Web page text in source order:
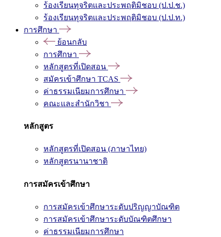
ร้องเรียนทุจริตและประพฤติมิชอบ (ป.ป.ช.)
ร้องเรียนทุจริตและประพฤติมิชอบ (ป.ป.ท.)
การศึกษา
ย้อนกลับ
การศึกษา
หลักสูตรที่เปิดสอน
สมัครเข้าศึกษา TCAS
ค่าธรรมเนียมการศึกษา
คณะและสำนักวิชา
หลักสูตร
หลักสูตรที่เปิดสอน (ภาษาไทย)
หลักสูตรนานาชาติ
การสมัครเข้าศึกษา
การสมัครเข้าศึกษาระดับปริญญาบัณฑิต
การสมัครเข้าศึกษาระดับบัณฑิตศึกษา
ค่าธรรมเนียมการศึกษา